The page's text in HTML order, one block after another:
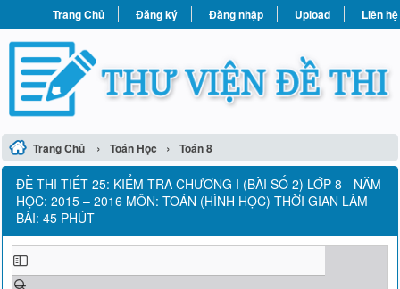
Trang Chủ Đăng ký Đăng nhập Upload Liên hệ
Trang Chủ › Toán Học › Toán 8
ĐỀ THI TIẾT 25: KIỂM TRA CHƯƠNG I (BÀI SỐ 2) LỚP 8 - NĂM
HỌC: 2015 – 2016 MÔN: TOÁN (HÌNH HỌC) THỜI GIAN LÀM
BÀI: 45 PHÚT